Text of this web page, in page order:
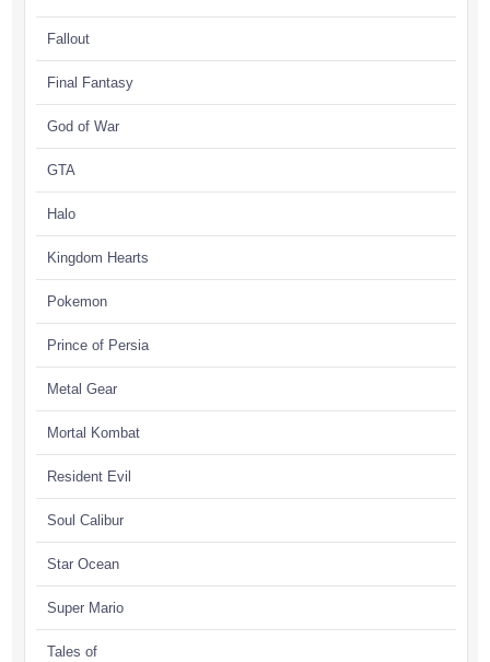
Fallout
Final Fantasy
God of War
GTA
Halo
Kingdom Hearts
Pokemon
Prince of Persia
Metal Gear
Mortal Kombat
Resident Evil
Soul Calibur
Star Ocean
Super Mario
Tales of